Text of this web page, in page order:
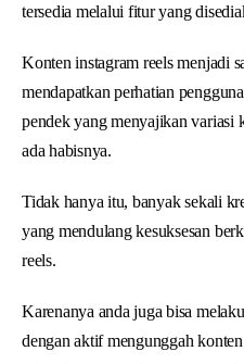
tersedia melalui fitur yang
Konten instagram reels menjadi
mendapatkan perhatian
pendek yang menyajikan variasi
ada habisnya.
Tidak hanya itu, banyak sekali
yang mendulang kesuksesan
reels.
Karenanya anda juga bisa
dengan aktif mengunggah